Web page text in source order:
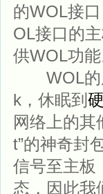
的WOL接
OL接口的
供WOL功能
WOL的原
k，休眠到
网络上的其
t”的神奇封
信号至主板
态，因此我